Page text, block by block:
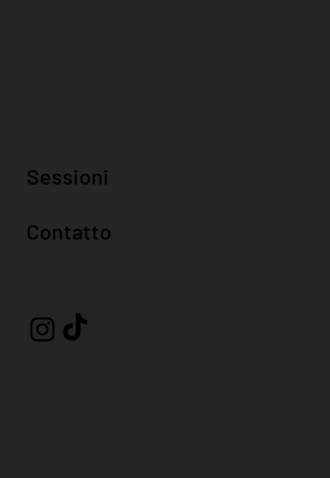
Sessioni
Contatto